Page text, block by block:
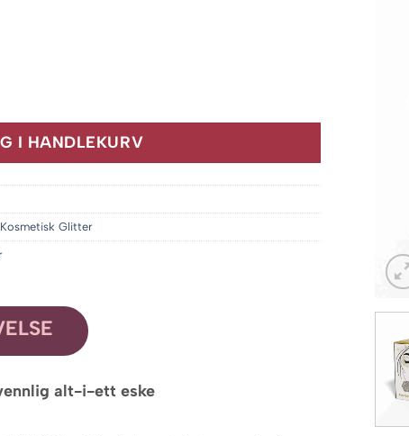
I HANDLEKURV
Kosmetisk Glitter
alt-i-ett eske